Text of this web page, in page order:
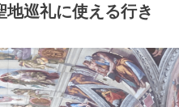
巡礼に使える行き